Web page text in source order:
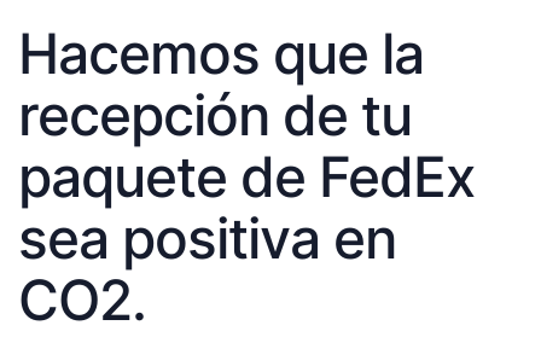
Hacemos que la
recepción de tu
paquete de FedEx
sea positiva en
CO2.